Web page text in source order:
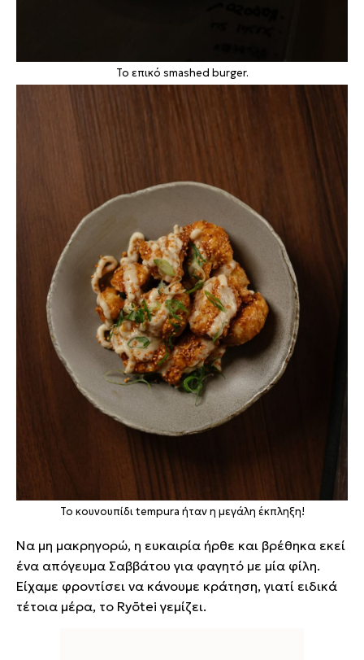
Το επικό smashed burger.
Το κουνουπίδι tempura ήταν η μεγάλη έκπληξη!
Να μη μακρηγορώ, η ευκαιρία ήρθε και βρέθηκα εκεί
ένα απόγευμα Σαββάτου για φαγητό με μία φίλη.
Είχαμε φροντίσει να κάνουμε κράτηση, γιατί ειδικά
τέτοια μέρα, το Ryōtei γεμίζει.